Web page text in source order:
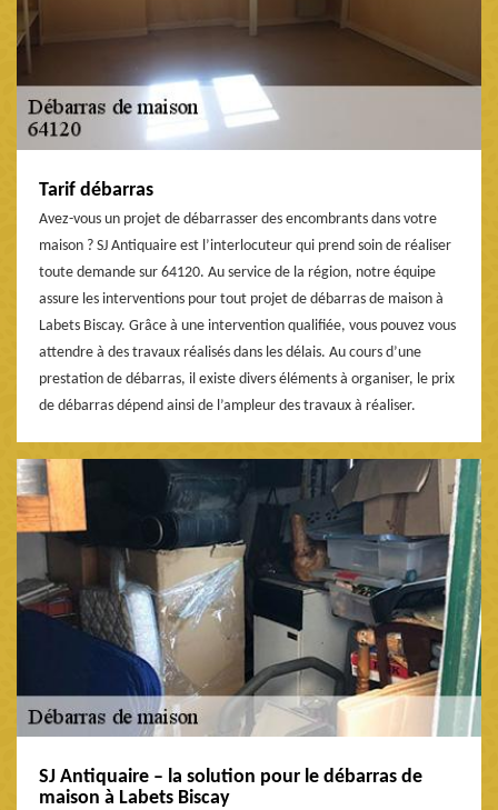
Tarif débarras
Avez-vous un projet de débarrasser des encombrants dans votre
maison ? SJ Antiquaire est l’interlocuteur qui prend soin de réaliser
toute demande sur 64120. Au service de la région, notre équipe
assure les interventions pour tout projet de débarras de maison à
Labets Biscay. Grâce à une intervention qualifiée, vous pouvez vous
attendre à des travaux réalisés dans les délais. Au cours d’une
prestation de débarras, il existe divers éléments à organiser, le prix
de débarras dépend ainsi de l’ampleur des travaux à réaliser.
SJ Antiquaire – la solution pour le débarras de
maison à Labets Biscay